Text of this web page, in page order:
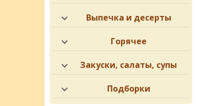
Выпечка и десерты
Горячее
Закуски, салаты, супы
Подборки